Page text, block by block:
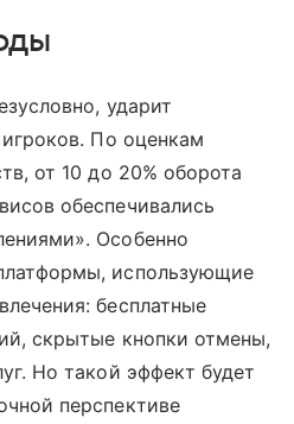
ударит
По оценкам
от 10 до 20% оборота
обеспечивались
Особенно
использующие
бесплатные
скрытые кнопки отмены,
Но такой эффект будет
перспективе